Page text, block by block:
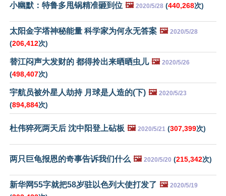
小幽默：特鲁多甩锅精准砸到位 🖼️ 2020/5/28 (440,268次)
太阳金字塔神秘能量 科学家为何永无答案 🖼️ 2020/5/28
(206,412次)
替江闷声大发财的 都得拎出来晒晒虫儿 🖼️ 2020/5/26
(498,407次)
宇航员被外星人劫持 月球是人造的(下) 🖼️ 2020/5/23
(894,884次)
杜伟猝死两天后 沈中阳登上砧板 🖼️ 2020/5/21 (307,399次)
两只巨龟报恩的奇事告诉我们什么 🖼️ 2020/5/20 (215,342次)
新华网55字就把58岁驻以色列大使打发了 🖼️ 2020/5/19